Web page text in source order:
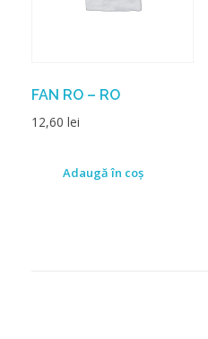
FAN RO – RO
12,60 lei
Adaugă în coș